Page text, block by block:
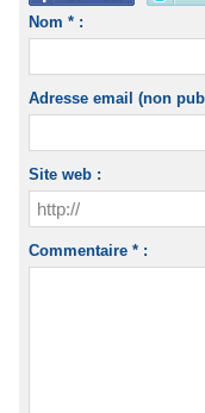
Nom * :
Adresse email (non
Site web :
Commentaire * :